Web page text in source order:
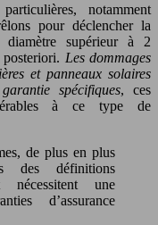
notamment
pour déclencher la
diamètre supérieur à 2
Les dommages
et panneaux solaires
spécifiques, ces
à ce type de
de plus en plus
des définitions
nécessitent une
d’assurance